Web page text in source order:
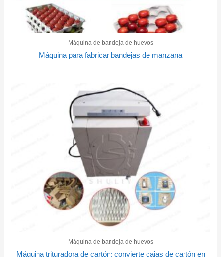
Máquina de bandeja de huevos
Máquina para fabricar bandejas de manzana
Máquina de bandeja de huevos
Máquina trituradora de cartón: convierte cajas de cartón en